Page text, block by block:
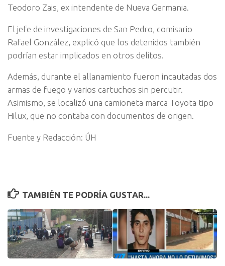
Teodoro Zais, ex intendente de Nueva Germania.
El jefe de investigaciones de San Pedro, comisario
Rafael González, explicó que los detenidos también
podrían estar implicados en otros delitos.
Además, durante el allanamiento fueron incautadas dos
armas de fuego y varios cartuchos sin percutir.
Asimismo, se localizó una camioneta marca Toyota tipo
Hilux, que no contaba con documentos de origen.
Fuente y Redacción: ÚH
TAMBIÉN TE PODRÍA GUSTAR...